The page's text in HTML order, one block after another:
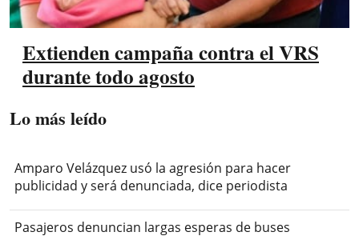
Extienden campaña contra el VRS
durante todo agosto
Lo más leído
Amparo Velázquez usó la agresión para hacer
publicidad y será denunciada, dice periodista
Pasajeros denuncian largas esperas de buses